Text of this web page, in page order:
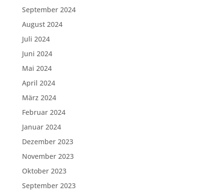
September 2024
August 2024
Juli 2024
Juni 2024
Mai 2024
April 2024
März 2024
Februar 2024
Januar 2024
Dezember 2023
November 2023
Oktober 2023
September 2023